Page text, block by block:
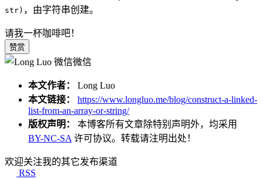
str) ，由字符串创建。
请我一杯咖啡吧！
赞赏
微信
本文作者： Long Luo
本文链接：
https://www.longluo.me/blog/construct-a-linked-
list-from-an-array-or-string/
版权声明： 本博客所有文章除特别声明外，均采用
BY-NC-SA 许可协议。转载请注明出处！
欢迎关注我的其它发布渠道
RSS